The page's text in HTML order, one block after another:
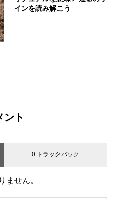
インを読み解こう
ント
0 トラックバック
ません。